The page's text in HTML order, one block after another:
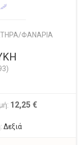
ΦΑΝΑΡΙΑ
12,25 €
Δεξιά